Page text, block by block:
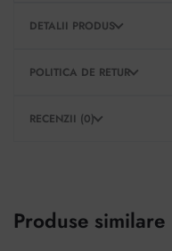
DETALII PRODUS
POLITICA DE RETUR
RECENZII (0)
Produse similare